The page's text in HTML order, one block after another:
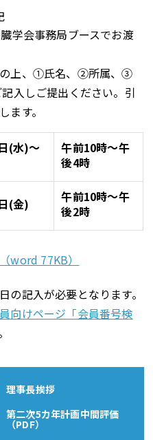
理事長挨拶
第二次5カ年計画中間評価
（PDF）
学会事務局ブースでお渡
の上、①氏名、②所属、③
入しご提出ください。引
ます。
(水)～
午前10時～午
後4時
(金)
午前10時～午
後2時
（word 77KB）
記入が必要となります。
向けページ「会員番号検